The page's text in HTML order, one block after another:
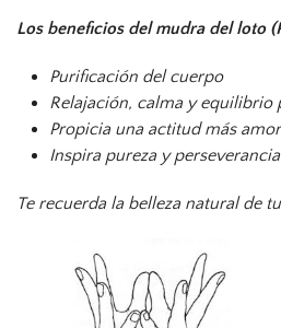
Los beneficios del mudra del loto
Purificación del cuerpo
Relajación, calma y equilibrio
Propicia una actitud más
Inspira pureza y perseverancia
Te recuerda la belleza natural de